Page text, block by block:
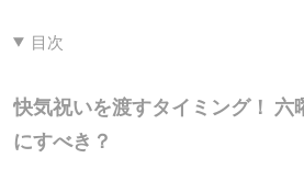
目次
快気祝いを渡すタイミング！ 六
にすべき？